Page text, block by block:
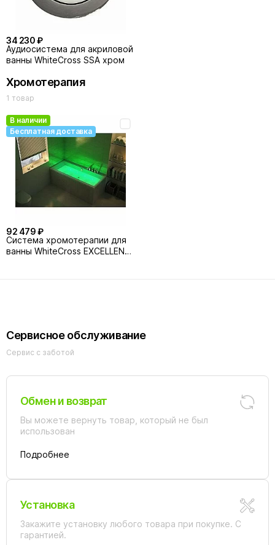
34 230 ₽
Аудиосистема для акриловой
ванны WhiteCross SSA хром
Хромотерапия
1 товар
В наличии
Бесплатная доставка
92 479 ₽
Система хромотерапии для
ванны WhiteCross EXCELLENT
Сервисное обслуживание
Сервис с заботой
Обмен и возврат
Вы можете вернуть товар, который не был
использован
Подробнее
Установка
Закажите установку любого товара при покупке. С
гарантией.